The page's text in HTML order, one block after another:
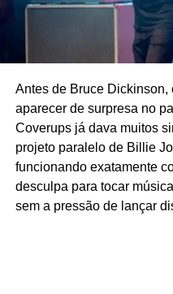
que dava um visual
grunge a todas elas); 2)
que saíam clássicos como
oManual do Peninha, os
bastante as crianças e
conta própria e a
coisas, seja montando
experimentos científicos
durante a realização de
Antes de Bruce Dickinson,
aparecer de surpresa no
Coverups já dava muitos
projeto paralelo de Billie
funcionando exatamente
desculpa para tocar
sem a pressão de lançar